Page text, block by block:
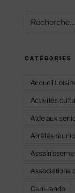
pour
CATÉGORIES
Accueil Loisirs
Activités
Aide aux
Arrêtés
Associations
Cani-rando